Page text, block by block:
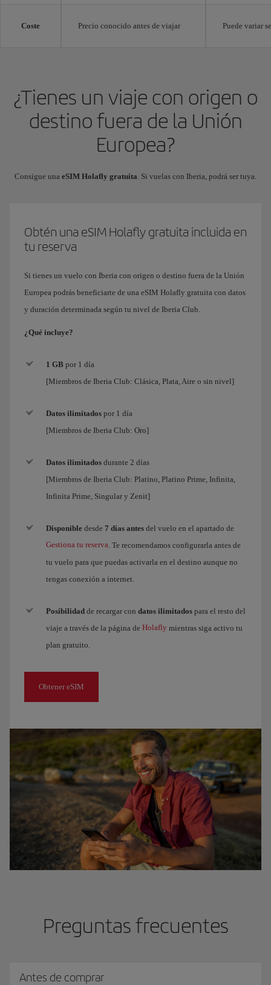
Coste Precio conocido antes de viajar Puede variar
¿Tienes un viaje con origen o
destino fuera de la Unión
Europea?
Consigue una eSIM Holafly gratuita . Si vuelas con Iberia, podrá ser tuya.
Obtén una eSIM Holafly gratuita incluida en
tu reserva
Si tienes un vuelo con Iberia con origen o destino fuera de la Unión
Europea podrás beneficiarte de una eSIM Holafly gratuita con datos
y duración determinada según tu nivel de Iberia Club.
¿Qué incluye?
1 GB por 1 día
[Miembros de Iberia Club: Clásica, Plata, Aire o sin nivel]
Datos ilimitados por 1 día
[Miembros de Iberia Club: Oro]
Datos ilimitados durante 2 días
[Miembros de Iberia Club: Platino, Platino Prime, Infinita,
Infinita Prime, Singular y Zenit]
Disponible desde 7 días antes del vuelo en el apartado de
Gestiona tu reserva . Te recomendamos configurarla antes de
tu vuelo para que puedas activarla en el destino aunque no
tengas conexión a internet.
Posibilidad de recargar con datos ilimitados para el resto del
viaje a través de la página de Holafly mientras siga activo tu
plan gratuito.
Obtener eSIM
Preguntas frecuentes
Antes de comprar